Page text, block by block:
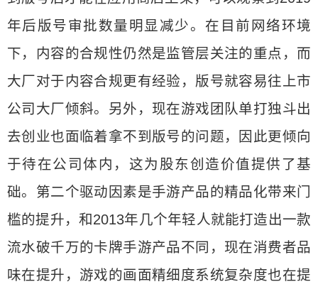
年后版号审批数量明显减少。在目前网络环境
下，内容的合规性仍然是监管层关注的重点，而
大厂对于内容合规更有经验，版号就容易往上市
公司大厂倾斜。另外，现在游戏团队单打独斗出
去创业也面临着拿不到版号的问题，因此更倾向
于待在公司体内，这为股东创造价值提供了基
础。第二个驱动因素是手游产品的精品化带来门
槛的提升，和2013年几个年轻人就能打造出一款
流水破千万的卡牌手游产品不同，现在消费者品
味在提升，游戏的画面精细度系统复杂度也在提